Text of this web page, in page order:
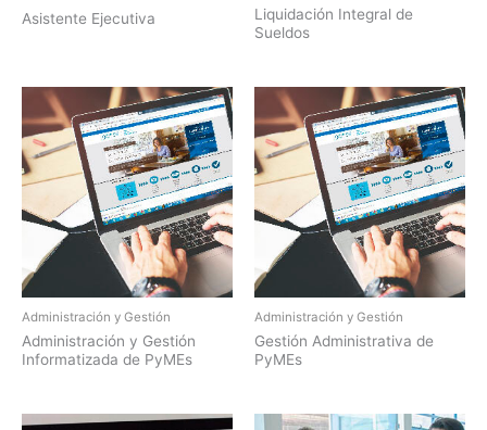
Asistente Ejecutiva
Liquidación Integral de
Sueldos
Administración y Gestión
Administración y Gestión
Informatizada de PyMEs
Administración y Gestión
Gestión Administrativa de
PyMEs